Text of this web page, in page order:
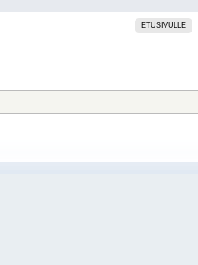
ETUSIVULLE